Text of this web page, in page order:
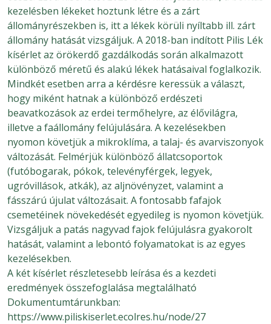
kezelésben lékeket hoztunk létre és a zárt
állományrészekben is, itt a lékek körüli nyíltabb ill. zárt
állomány hatását vizsgáljuk. A 2018-ban indított Pilis Lék
kísérlet az örökerdő gazdálkodás során alkalmazott
különböző méretű és alakú lékek hatásaival foglalkozik.
Mindkét esetben arra a kérdésre keressük a választ,
hogy miként hatnak a különböző erdészeti
beavatkozások az erdei termőhelyre, az élővilágra,
illetve a faállomány felújulására. A kezelésekben
nyomon követjük a mikroklíma, a talaj- és avarviszonyok
változását. Felmérjük különböző állatcsoportok
(futóbogarak, pókok, televényférgek, legyek,
ugróvillások, atkák), az aljnövényzet, valamint a
fásszárú újulat változásait. A fontosabb fafajok
csemetéinek növekedését egyedileg is nyomon követjük.
Vizsgáljuk a patás nagyvad fajok felújulásra gyakorolt
hatását, valamint a lebontó folyamatokat is az egyes
kezelésekben.
A két kísérlet részletesebb leírása és a kezdeti
eredmények összefoglalása megtalálható
Dokumentumtárunkban:
https://www.piliskiserlet.ecolres.hu/node/27